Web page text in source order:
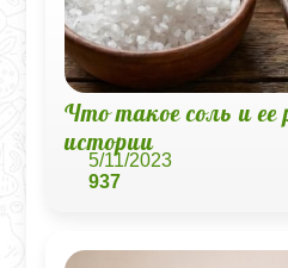
Что такое соль и ее
истории
5/11/2023
937